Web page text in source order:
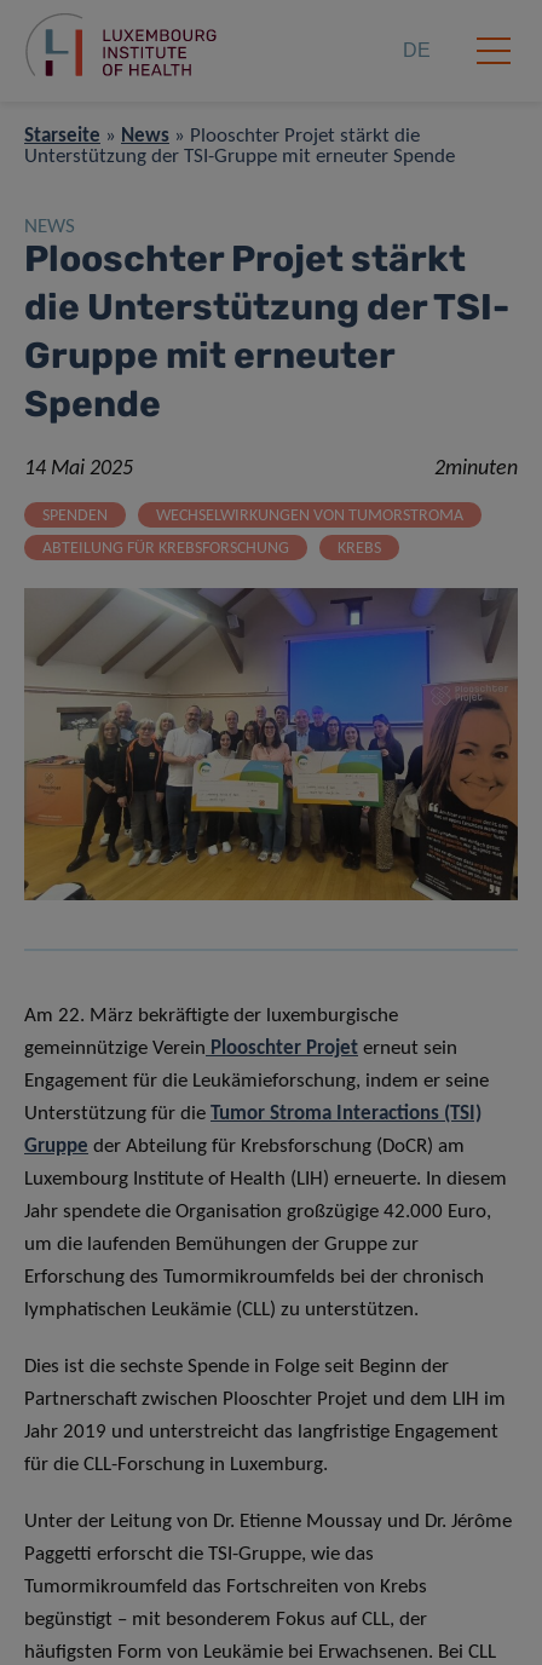
DE
Starseite » News » Plooschter Projet stärkt die
Unterstützung der TSI-Gruppe mit erneuter Spende
NEWS
Plooschter Projet stärkt
die Unterstützung der TSI-
Gruppe mit erneuter
Spende
14 Mai 2025 2minuten
SPENDEN
WECHSELWIRKUNGEN VON TUMORSTROMA
ABTEILUNG FÜR KREBSFORSCHUNG
KREBS
Am 22. März bekräftigte der luxemburgische
gemeinnützige Verein Plooschter Projet erneut sein
Engagement für die Leukämieforschung, indem er seine
Unterstützung für die Tumor Stroma Interactions (TSI)
Gruppe der Abteilung für Krebsforschung (DoCR) am
Luxembourg Institute of Health (LIH) erneuerte. In diesem
Jahr spendete die Organisation großzügige 42.000 Euro,
um die laufenden Bemühungen der Gruppe zur
Erforschung des Tumormikroumfelds bei der chronisch
lymphatischen Leukämie (CLL) zu unterstützen.
Dies ist die sechste Spende in Folge seit Beginn der
Partnerschaft zwischen Plooschter Projet und dem LIH im
Jahr 2019 und unterstreicht das langfristige Engagement
für die CLL-Forschung in Luxemburg.
Unter der Leitung von Dr. Etienne Moussay und Dr. Jérôme
Paggetti erforscht die TSI-Gruppe, wie das
Tumormikroumfeld das Fortschreiten von Krebs
begünstigt – mit besonderem Fokus auf CLL, der
häufigsten Form von Leukämie bei Erwachsenen. Bei CLL